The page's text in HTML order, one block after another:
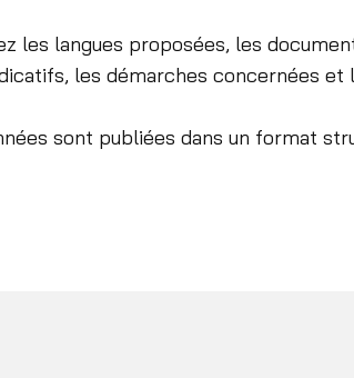
les langues proposées, les
les démarches concernées et
sont publiées dans un format